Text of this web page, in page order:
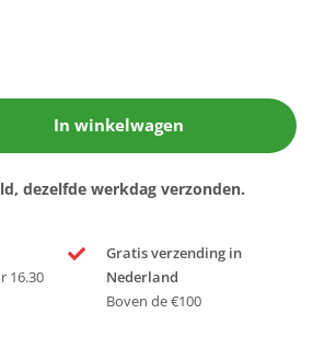
In winkelwagen
dezelfde werkdag verzonden.
16.30
Gratis verzending in
Nederland
Boven de €100